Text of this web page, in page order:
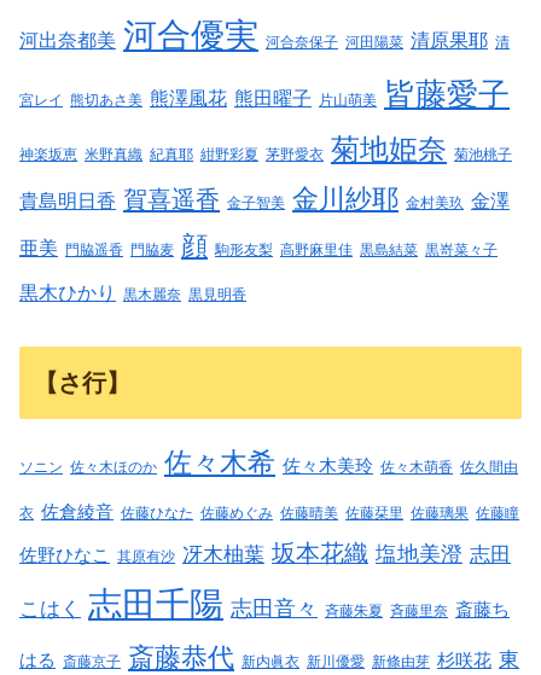
河出奈都美 河合優実 河合奈保子 河田陽菜 清原果耶 清
宮レイ 熊切あさ美 熊澤風花 熊田曜子 片山萌美 皆藤愛子
神楽坂恵 米野真織 紀真耶 紺野彩夏 茅野愛衣 菊地姫奈 菊池桃子
貴島明日香 賀喜遥香 金子智美 金川紗耶 金村美玖 金澤
亜美 門脇遥香 門脇麦 顔 駒形友梨 高野麻里佳 黒島結菜 黒嵜菜々子
黒木ひかり 黒木麗奈 黒見明香
【さ行】
ソニン 佐々木ほのか 佐々木希 佐々木美玲 佐々木萌香 佐久間由
衣 佐倉綾音 佐藤ひなた 佐藤めぐみ 佐藤晴美 佐藤栞里 佐藤璃果 佐藤瞳
佐野ひなこ 其原有沙 冴木柚葉 坂本花織 塩地美澄 志田
こはく 志田千陽 志田音々 斉藤朱夏 斉藤里奈 斎藤ち
はる 斎藤京子 斎藤恭代 新内眞衣 新川優愛 新條由芽 杉咲花 東